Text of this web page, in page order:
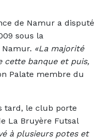
de Namur a disputé
sous la
«La majorité
cette banque et puis,
Palate membre du
tard, le club porte
La Bruyère Futsal
à plusieurs potes et